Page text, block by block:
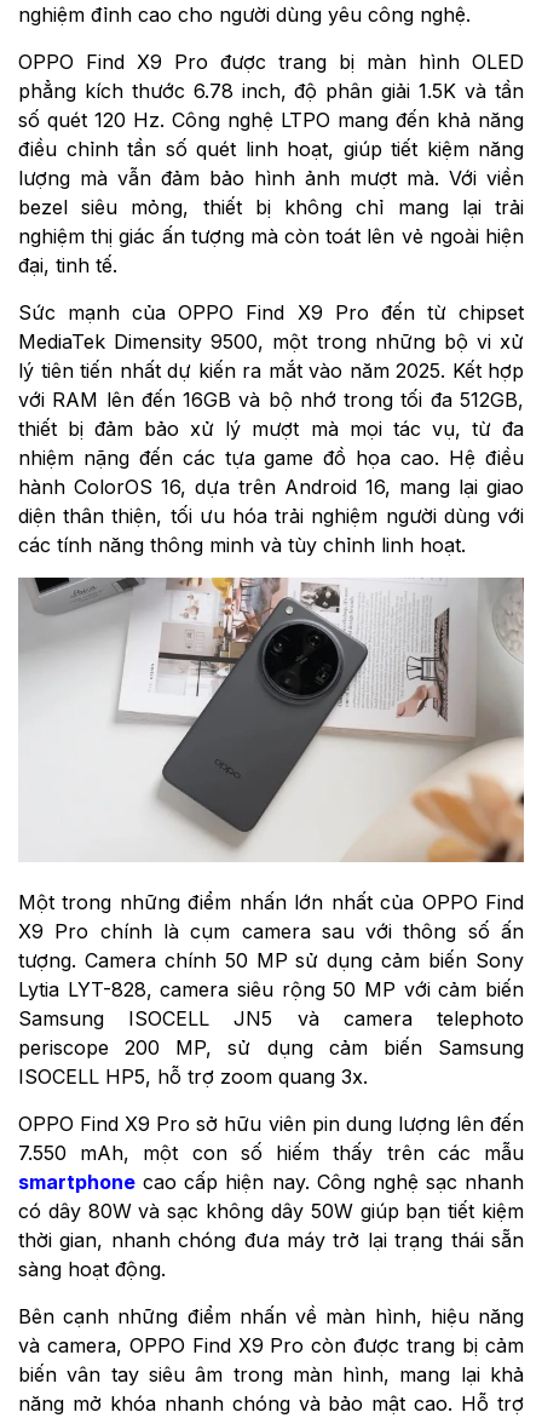
nghiệm đỉnh cao cho người dùng yêu công nghệ.
OPPO Find X9 Pro được trang bị màn hình OLED
phẳng kích thước 6.78 inch, độ phân giải 1.5K và tần
số quét 120 Hz. Công nghệ LTPO mang đến khả năng
điều chỉnh tần số quét linh hoạt, giúp tiết kiệm năng
lượng mà vẫn đảm bảo hình ảnh mượt mà. Với viền
bezel siêu mỏng, thiết bị không chỉ mang lại trải
nghiệm thị giác ấn tượng mà còn toát lên vẻ ngoài hiện
đại, tinh tế.
Sức mạnh của OPPO Find X9 Pro đến từ chipset
MediaTek Dimensity 9500, một trong những bộ vi xử
lý tiên tiến nhất dự kiến ra mắt vào năm 2025. Kết hợp
với RAM lên đến 16GB và bộ nhớ trong tối đa 512GB,
thiết bị đảm bảo xử lý mượt mà mọi tác vụ, từ đa
nhiệm nặng đến các tựa game đồ họa cao. Hệ điều
hành ColorOS 16, dựa trên Android 16, mang lại giao
diện thân thiện, tối ưu hóa trải nghiệm người dùng với
các tính năng thông minh và tùy chỉnh linh hoạt.
Một trong những điểm nhấn lớn nhất của OPPO Find
X9 Pro chính là cụm camera sau với thông số ấn
tượng. Camera chính 50 MP sử dụng cảm biến Sony
Lytia LYT-828, camera siêu rộng 50 MP với cảm biến
Samsung ISOCELL JN5 và camera telephoto
periscope 200 MP, sử dụng cảm biến Samsung
ISOCELL HP5, hỗ trợ zoom quang 3x.
OPPO Find X9 Pro sở hữu viên pin dung lượng lên đến
7.550 mAh, một con số hiếm thấy trên các mẫu
smartphone cao cấp hiện nay. Công nghệ sạc nhanh
có dây 80W và sạc không dây 50W giúp bạn tiết kiệm
thời gian, nhanh chóng đưa máy trở lại trạng thái sẵn
sàng hoạt động.
Bên cạnh những điểm nhấn về màn hình, hiệu năng
và camera, OPPO Find X9 Pro còn được trang bị cảm
biến vân tay siêu âm trong màn hình, mang lại khả
năng mở khóa nhanh chóng và bảo mật cao. Hỗ trợ